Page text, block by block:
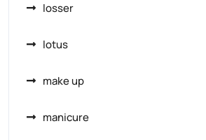
losser
lotus
make up
manicure